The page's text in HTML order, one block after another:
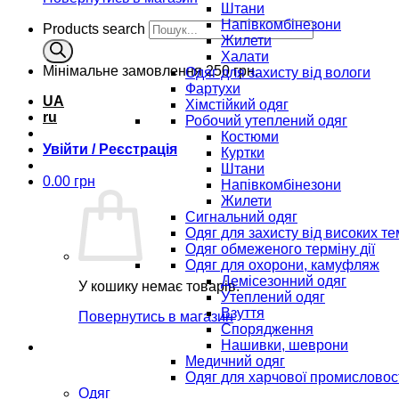
Products search
Мінімальне замовлення250 грн.
UA
ru
Увійти / Реєстрація
0.00 грн
У кошику немає товарів.
Повернутись в магазин
Штани
Напівкомбінезони
Жилети
Халати
Одяг для захисту від вологи
Фартухи
Хімстійкий одяг
Робочий утеплений одяг
Костюми
Куртки
Штани
Напівкомбінезони
Жилети
Сигнальний одяг
Одяг для захисту від високих
Одяг обмеженого терміну дії
Одяг для охорони, камуфляж
Демісезонний одяг
Утеплений одяг
Взуття
Спорядження
Нашивки, шеврони
Медичний одяг
Одяг для харчової
Одяг